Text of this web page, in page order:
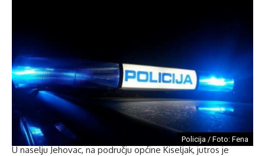
Policija / Foto: Fena
U naselju Jehovac, na području općine Kiseljak, jutros je